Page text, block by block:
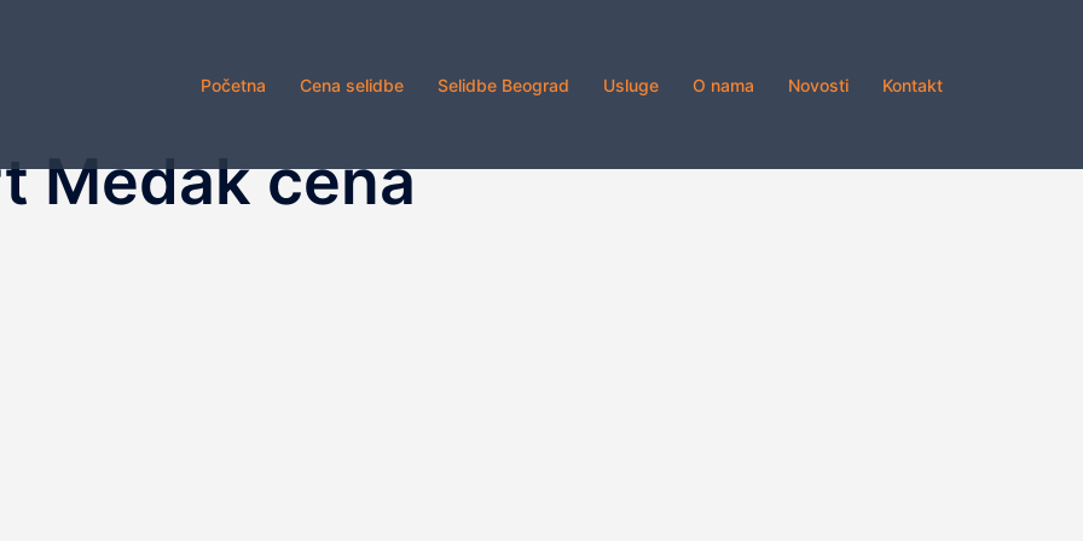
Početna Cena selidbe Selidbe Beograd Usluge O nama Novosti Kontakt
Medak cena